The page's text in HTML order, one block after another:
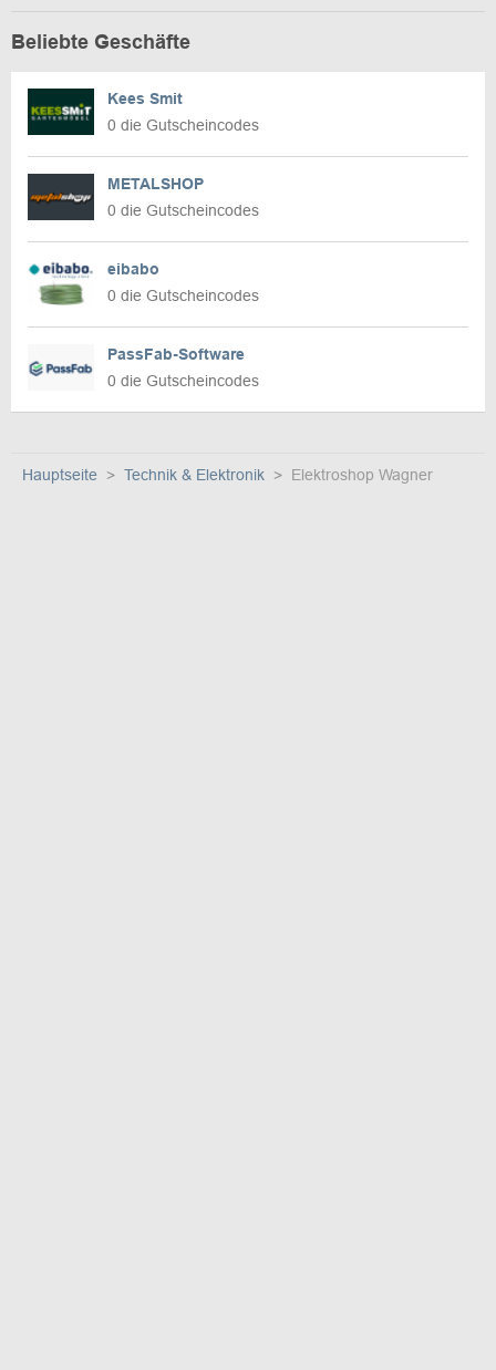
Beliebte Geschäfte
Kees Smit
0 die Gutscheincodes
METALSHOP
0 die Gutscheincodes
eibabo
0 die Gutscheincodes
PassFab-Software
0 die Gutscheincodes
Hauptseite Technik & Elektronik Elektroshop Wagner